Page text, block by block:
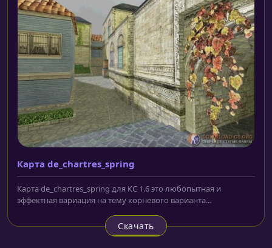
Карта de_chartres_spring
Карта de_chartres_spring для КС 1.6 это любопытная и
эффектная вариация на тему корневого варианта...
Скачать